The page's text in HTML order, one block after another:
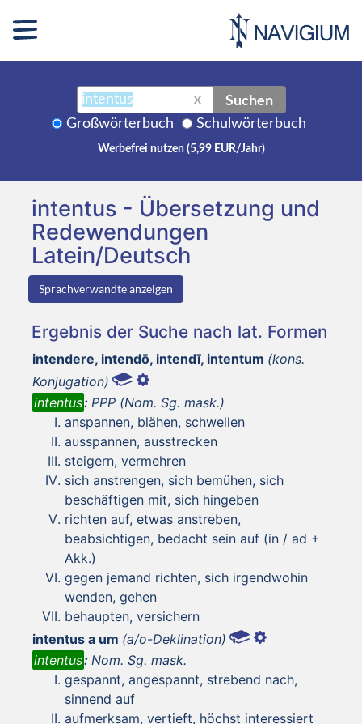
X Suchen
Großwörterbuch Schulwörterbuch
Werbefrei nutzen (5,99 EUR/Jahr)
intentus - Übersetzung und
Redewendungen
Latein/Deutsch
Sprachverwandte anzeigen
Ergebnis der Suche nach lat. Formen
intendere, intendō, intendī, intentum (kons.
Konjugation)
intentus: PPP (Nom. Sg. mask.)
anspannen, blähen, schwellen
ausspannen, ausstrecken
steigern, vermehren
sich anstrengen, sich bemühen, sich
beschäftigen mit, sich hingeben
richten auf, etwas anstreben,
beabsichtigen, bedacht sein auf (in / ad +
Akk.)
gegen jemand richten, sich irgendwohin
wenden, gehen
behaupten, versichern
intentus a um (a/o-Deklination)
intentus: Nom. Sg. mask.
gespannt, angespannt, strebend nach,
sinnend auf
aufmerksam, vertieft, höchst interessiert